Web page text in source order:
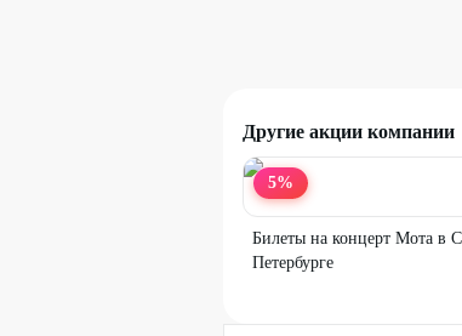
Другие акции компании
5%
Билеты на концерт Мота в
Петербурге